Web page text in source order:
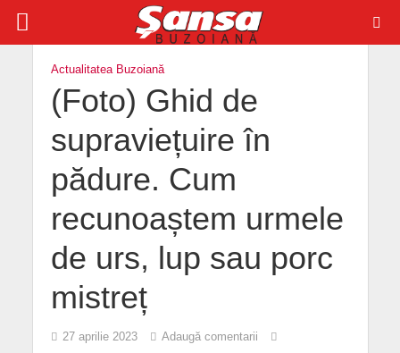
Actualitatea Buzoiană
(Foto) Ghid de
supraviețuire în
pădure. Cum
recunoaștem urmele
de urs, lup sau porc
mistreț
27 aprilie 2023 Adaugă comentarii